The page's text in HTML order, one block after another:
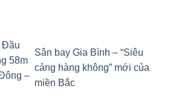
Đầu
58m
–
Sân bay Gia Bình – “Siêu
cảng hàng không” mới của
miền Bắc